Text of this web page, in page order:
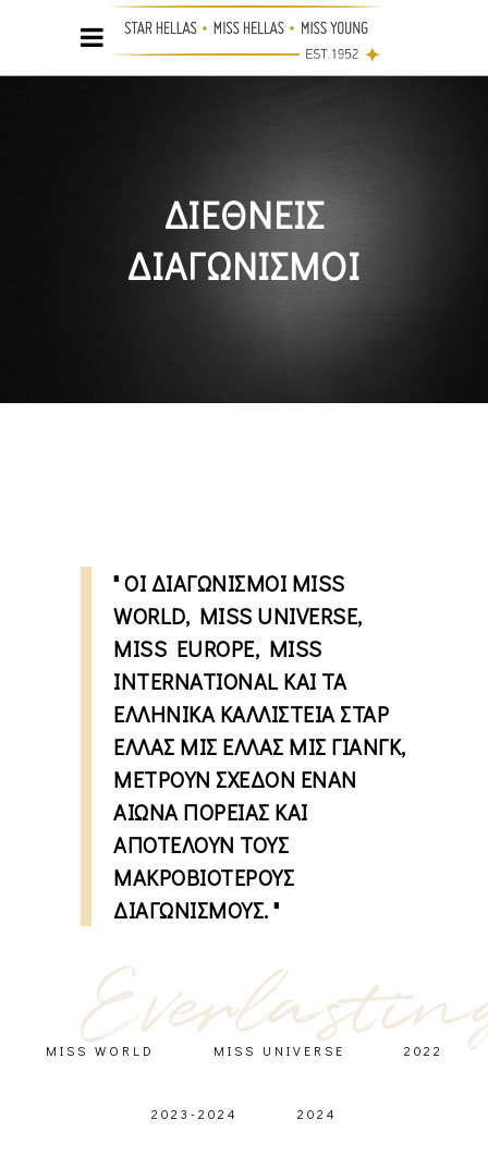
ΔΙΕΘΝΕΙΣ
ΔΙΑΓΩΝΙΣΜΟΙ
ΟΙ ΔΙΑΓΩΝΙΣΜΟΊ MISS
WORLD, MISS UNIVERSE,
MISS EUROPE, MISS
INTERNATIONAL ΚΑΙ ΤΑ
ΕΛΛΗΝΙΚΆ ΚΑΛΛΙΣΤΕΊΑ ΣΤΑΡ
ΕΛΛΆΣ ΜΙΣ ΕΛΛΆΣ ΜΙΣ ΓΙΑΝΓΚ,
ΜΕΤΡΟΎΝ ΣΧΕΔΌΝ ΈΝΑΝ
ΑΙΏΝΑ ΠΟΡΕΊΑΣ ΚΑΙ
ΑΠΟΤΕΛΟΎΝ ΤΟΥΣ
ΜΑΚΡΟΒΙΌΤΕΡΟΥΣ
ΔΙΑΓΩΝΙΣΜΟΎΣ.
MISS WORLD MISS UNIVERSE 2022
2023-2024 2024